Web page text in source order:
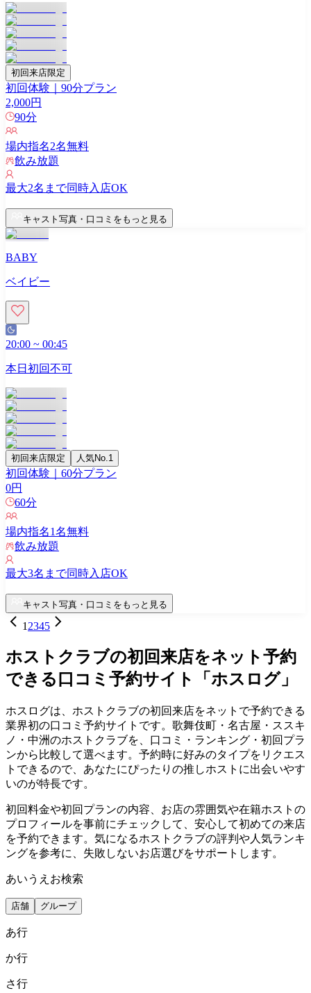
初回来店限定
初回体験｜90分プラン
2,000円
90分
場内指名2名無料
飲み放題
最大2名まで同時入店OK
キャスト写真・口コミをもっと見る
BABY
ベイビー
20:00 ~ 00:45
本日初回不可
初回来店限定 人気No.1
初回体験｜60分プラン
0円
60分
場内指名1名無料
飲み放題
最大3名まで同時入店OK
キャスト写真・口コミをもっと見る
1 2345
ホストクラブの初回来店をネット予約
できる口コミ予約サイト「ホスログ」
ホスログは、ホストクラブの初回来店をネットで予約できる
業界初の口コミ予約サイトです。歌舞伎町・名古屋・ススキ
ノ・中洲のホストクラブを、口コミ・ランキング・初回プラ
ンから比較して選べます。予約時に好みのタイプをリクエス
トできるので、あなたにぴったりの推しホストに出会いやす
いのが特長です。
初回料金や初回プランの内容、お店の雰囲気や在籍ホストの
プロフィールを事前にチェックして、安心して初めての来店
を予約できます。気になるホストクラブの評判や人気ランキ
ングを参考に、失敗しないお店選びをサポートします。
あいうえお検索
店舗 グループ
あ行
か行
さ行